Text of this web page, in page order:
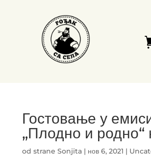
Гостовање у
„Плодно и
od strane Sonjita| нов 6, 2021 |